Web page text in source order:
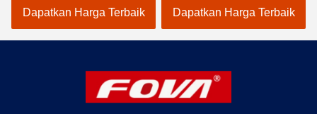
Laser Rangefinder 6km
Dapatkan Harga Terbaik
Cooled Infrared Thermal
Imager Dan 6km Laser
Rangefinder Untuk
Dapatkan Harga Terbaik